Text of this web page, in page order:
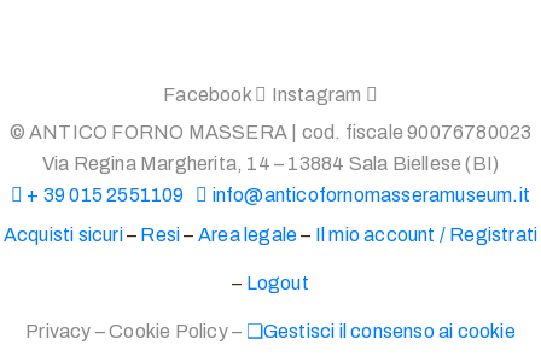
nella
pagina
Facebook
Instagram
© ANTICO FORNO MASSERA | cod. fiscale 90076780023
Via Regina Margherita, 14 – 13884 Sala Biellese (BI)
+ 39 015 2551109
info@anticofornomasseramuseum.it
Acquisti sicuri– Resi– Area legale– Il mio account / Registrati
– Logout
Privacy –Cookie Policy– ❑Gestisci il consenso ai cookie